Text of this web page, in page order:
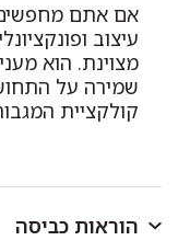
אם אתם
עיצוב
מצוינת. הוא
שמירה על
קולקציית
הוראות כביסה